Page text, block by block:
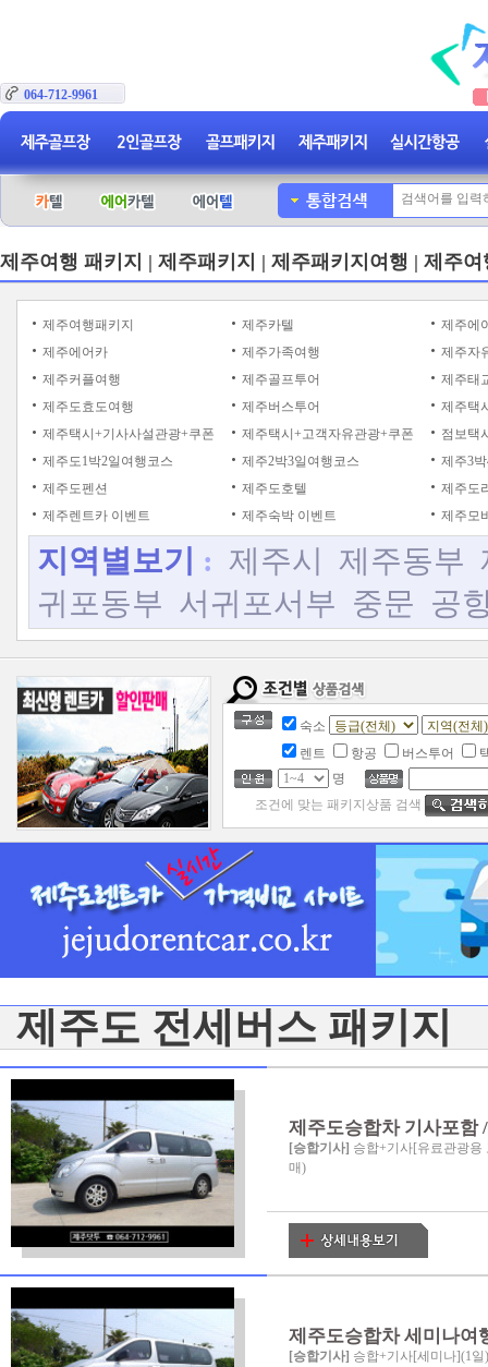
064-712-9961
제주여행 패키지 | 제주패키지 | 제주패키지여행 | 제주여
제주여행패키지 제주카텔
제주에
제주에어카
제주가족여행
제주자
제주커플여행
제주골프투어
제주태
제주도효도여행
제주버스투어
제주택
제주택시+기사사설관광+쿠폰
제주택시+고객자유관광+쿠폰
점보택
제주도1박2일여행코스
제주2박3일여행코스
제주3
제주도펜션
제주도호텔
제주도
제주렌트카 이벤트
제주숙박 이벤트 제주모
지역별보기 : 제주시 제주동부
귀포동부 서귀포서부 중문 공
숙소
렌트
항공 버스투어
명
조건에 맞는 패키지상품 검색
제주도 전세버스 패키지
제주도승합차 기사포함
[승합기사] 승합+기사[유료관광
매)
제주도승합차 세미나여
[승합기사] 승합+기사[세미나](1